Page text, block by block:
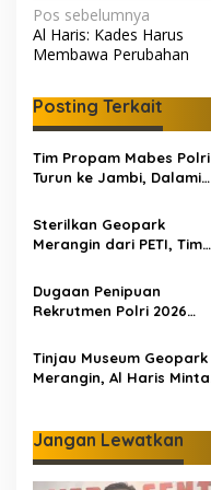
N
a
i
g
a
i
o
s
Pos sebelumnya
Al Haris: Kades Harus
Membawa Perubahan
Posting Terkait
Tim Propam Mabes Polri
Turun ke Jambi, Dalami
Rekrutmen Polri
Sterilkan Geopark
Merangin dari PETI, Tim
Rakit Tambang Ilegal
Dugaan Penipuan
Rekrutmen Polri 2026
Anggota Diamankan
Propam Polda Jambi
Tinjau Museum Geopark
Merangin, Al Haris Minta
Jangan Lewatkan